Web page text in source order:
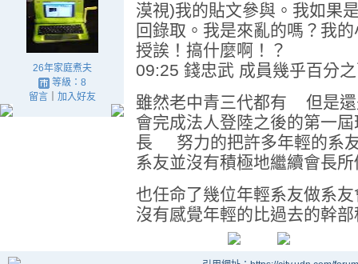
26年家庭煮夫
等級：8
留言｜ 加入好友
漠視)我的貼文參與。我如果
回錄取。我是來亂的嗎？我
授誒！搞什麼啊！？
09:25 錢忠武 成員幾乎百分
雖然老中青三代都有 但是
會完成法人登陸之後的第一
長 努力的把許多年輕的系
系友並沒有積極地繼續會長
也任命了幾位年輕系友做系
沒有感覺年輕的比過去的幹部